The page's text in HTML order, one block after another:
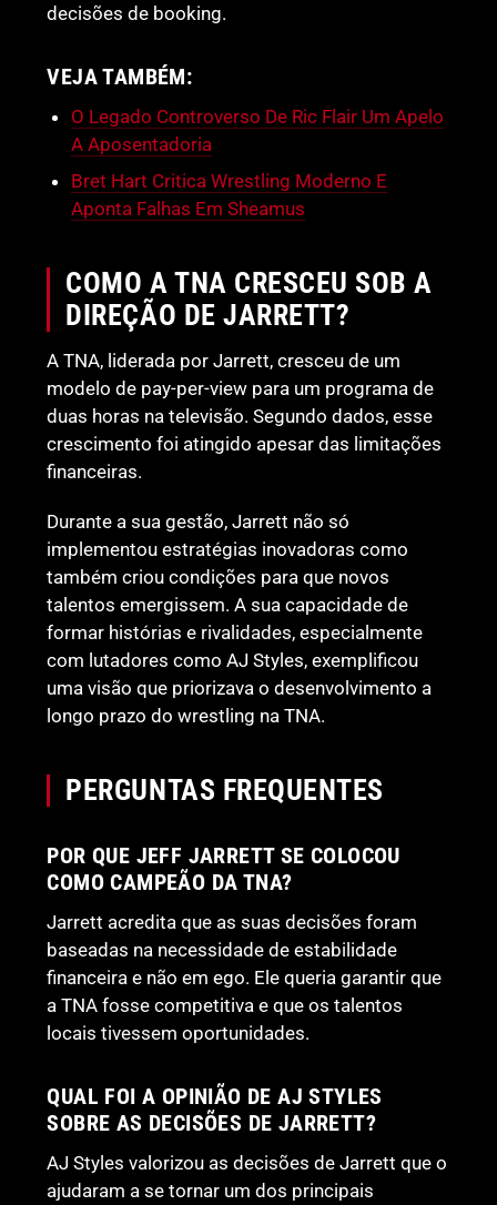
decisões de booking.
VEJA TAMBÉM:
O Legado Controverso De Ric Flair Um Apelo
A Aposentadoria
Bret Hart Critica Wrestling Moderno E
Aponta Falhas Em Sheamus
COMO A TNA CRESCEU SOB A
DIREÇÃO DE JARRETT?
A TNA, liderada por Jarrett, cresceu de um
modelo de pay-per-view para um programa de
duas horas na televisão. Segundo dados, esse
crescimento foi atingido apesar das limitações
financeiras.
Durante a sua gestão, Jarrett não só
implementou estratégias inovadoras como
também criou condições para que novos
talentos emergissem. A sua capacidade de
formar histórias e rivalidades, especialmente
com lutadores como AJ Styles, exemplificou
uma visão que priorizava o desenvolvimento a
longo prazo do wrestling na TNA.
PERGUNTAS FREQUENTES
POR QUE JEFF JARRETT SE COLOCOU
COMO CAMPEÃO DA TNA?
Jarrett acredita que as suas decisões foram
baseadas na necessidade de estabilidade
financeira e não em ego. Ele queria garantir que
a TNA fosse competitiva e que os talentos
locais tivessem oportunidades.
QUAL FOI A OPINIÃO DE AJ STYLES
SOBRE AS DECISÕES DE JARRETT?
AJ Styles valorizou as decisões de Jarrett que o
ajudaram a se tornar um dos principais